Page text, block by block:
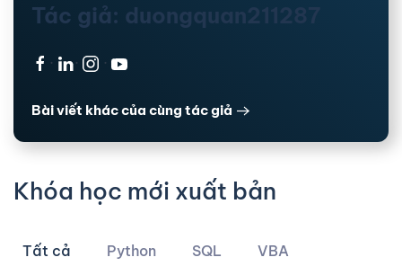
Tác giả: duongquan211287
· · ·
Bài viết khác của cùng tác giả
Khóa học mới xuất bản
Tất cả Python SQL VBA